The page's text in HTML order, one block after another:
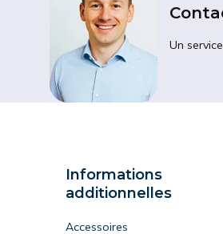
Un
Informations
additionnelles
Accessoires